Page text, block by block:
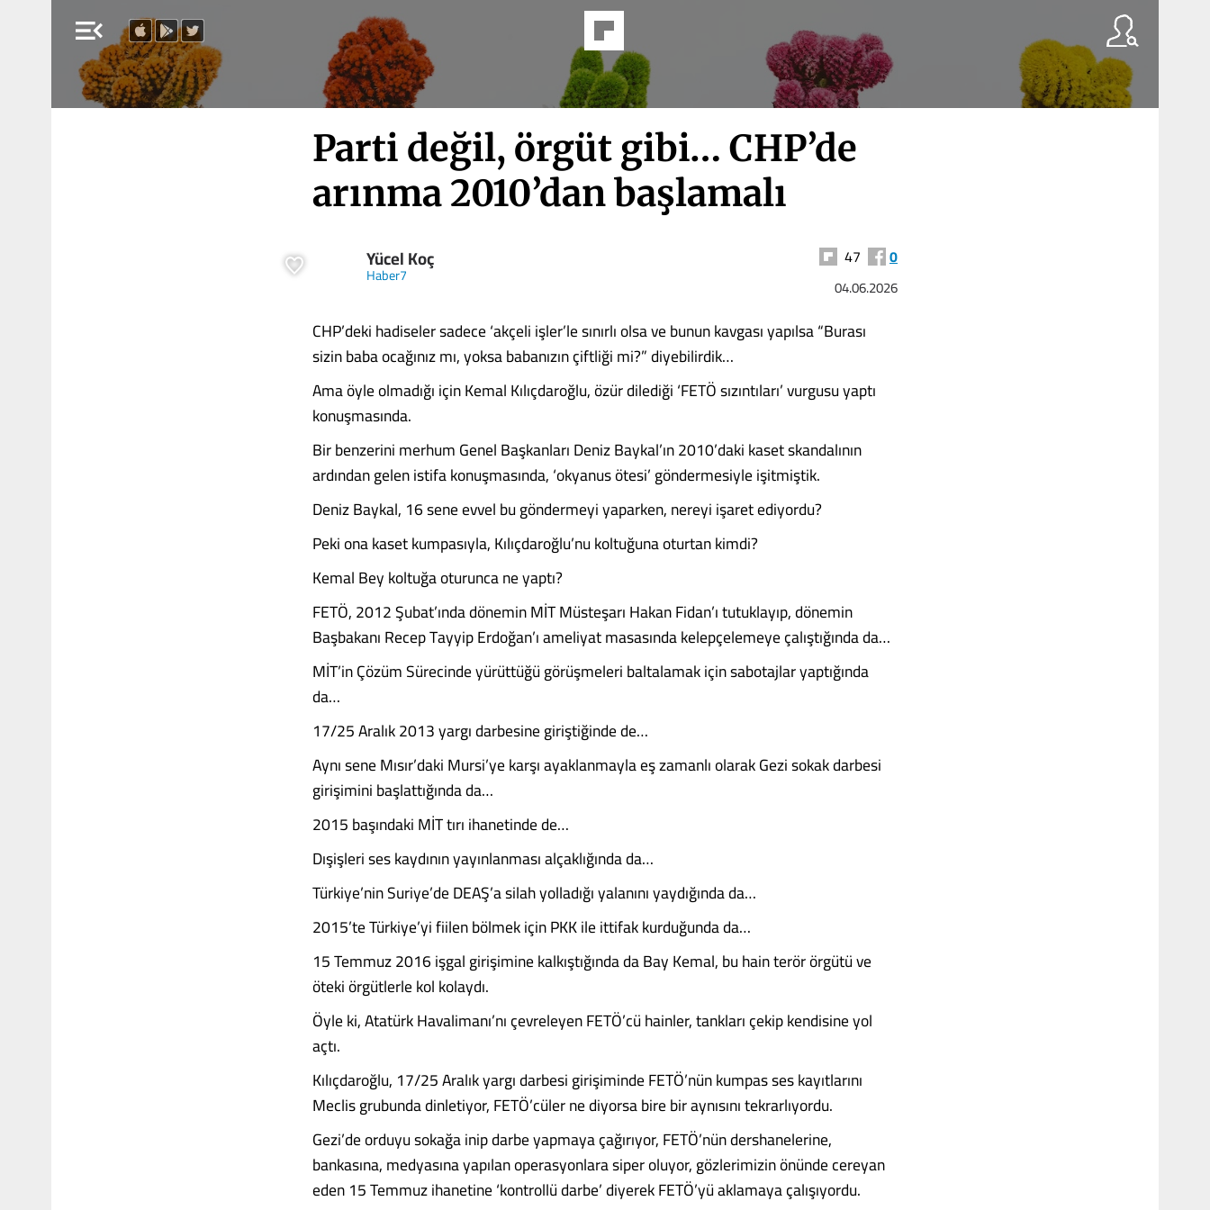
menu_open
Parti değil, örgüt gibi… CHP’de
arınma 2010’dan başlamalı
Yücel Koç
Haber7
47 0
04.06.2026
CHP’deki hadiseler sadece ‘akçeli işler’le sınırlı olsa ve bunun kavgası yapılsa “Burası
sizin baba ocağınız mı, yoksa babanızın çiftliği mi?” diyebilirdik…
Ama öyle olmadığı için Kemal Kılıçdaroğlu, özür dilediği ‘FETÖ sızıntıları’ vurgusu yaptı
konuşmasında.
Bir benzerini merhum Genel Başkanları Deniz Baykal’ın 2010’daki kaset skandalının
ardından gelen istifa konuşmasında, ‘okyanus ötesi’ göndermesiyle işitmiştik.
Deniz Baykal, 16 sene evvel bu göndermeyi yaparken, nereyi işaret ediyordu?
Peki ona kaset kumpasıyla, Kılıçdaroğlu’nu koltuğuna oturtan kimdi?
Kemal Bey koltuğa oturunca ne yaptı?
FETÖ, 2012 Şubat’ında dönemin MİT Müsteşarı Hakan Fidan’ı tutuklayıp, dönemin
Başbakanı Recep Tayyip Erdoğan’ı ameliyat masasında kelepçelemeye çalıştığında da…
MİT’in Çözüm Sürecinde yürüttüğü görüşmeleri baltalamak için sabotajlar yaptığında
da…
17/25 Aralık 2013 yargı darbesine giriştiğinde de…
Aynı sene Mısır’daki Mursi’ye karşı ayaklanmayla eş zamanlı olarak Gezi sokak darbesi
girişimini başlattığında da…
2015 başındaki MİT tırı ihanetinde de…
Dışişleri ses kaydının yayınlanması alçaklığında da…
Türkiye’nin Suriye’de DEAŞ’a silah yolladığı yalanını yaydığında da…
2015’te Türkiye’yi fiilen bölmek için PKK ile ittifak kurduğunda da…
15 Temmuz 2016 işgal girişimine kalkıştığında da Bay Kemal, bu hain terör örgütü ve
öteki örgütlerle kol kolaydı.
Öyle ki, Atatürk Havalimanı’nı çevreleyen FETÖ’cü hainler, tankları çekip kendisine yol
açtı.
Kılıçdaroğlu, 17/25 Aralık yargı darbesi girişiminde FETÖ’nün kumpas ses kayıtlarını
Meclis grubunda dinletiyor, FETÖ’cüler ne diyorsa bire bir aynısını tekrarlıyordu.
Gezi’de orduyu sokağa inip darbe yapmaya çağırıyor, FETÖ’nün dershanelerine,
bankasına, medyasına yapılan operasyonlara siper oluyor, gözlerimizin önünde cereyan
eden 15 Temmuz ihanetine ‘kontrollü darbe’ diyerek FETÖ’yü aklamaya çalışıyordu.